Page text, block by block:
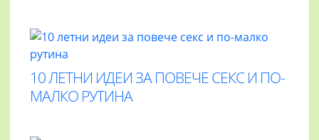
10 ЛЕТНИ ИДЕИ ЗА ПОВЕЧЕ СЕКС И ПО-
МАЛКО РУТИНА